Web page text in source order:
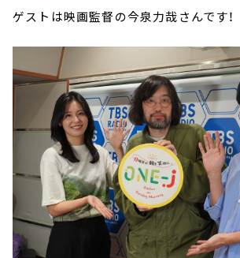
ゲストは映画監督の今泉力哉さんです！